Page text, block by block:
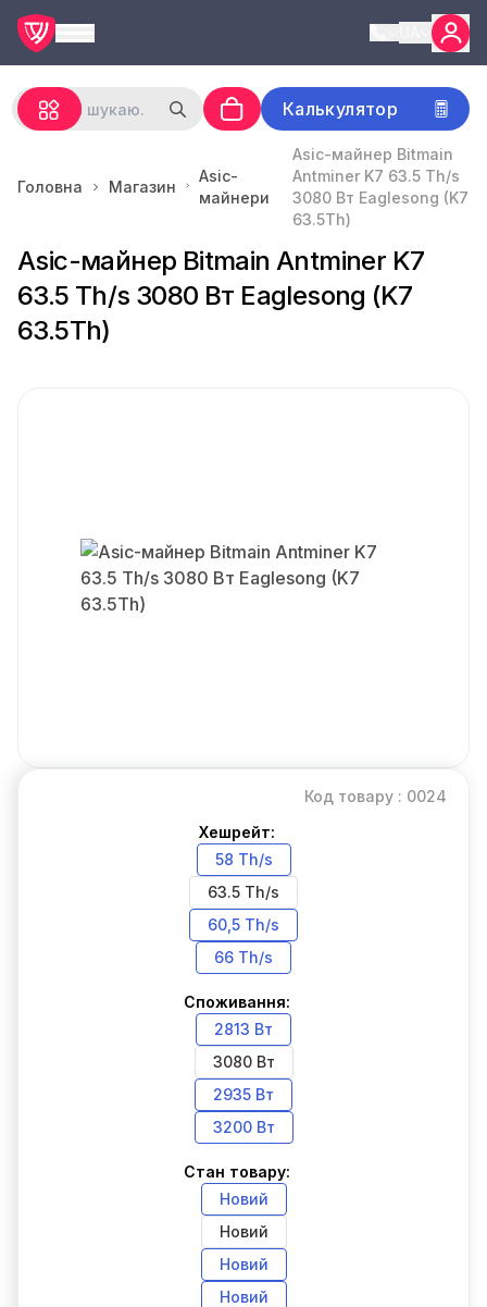
Калькулятор
Головна Магазин
Asic-
майнери
Asic-майнер Bitmain
Antminer K7 63.5 Th/s
3080 Вт Eaglesong (K7
63.5Th)
Asic-майнер Bitmain Antminer K7
63.5 Th/s 3080 Вт Eaglesong (K7
63.5Th)
Код товару : 0024
Хешрейт:
58 Th/s
63.5 Th/s
60,5 Th/s
66 Th/s
Споживання:
2813 Вт
3080 Вт
2935 Вт
3200 Вт
Стан товару:
Новий
Новий
Новий
Новий